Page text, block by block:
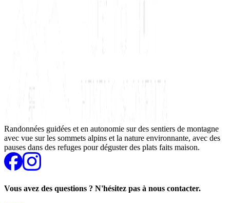
Randonnées guidées et en autonomie sur des sentiers de montagne
avec vue sur les sommets alpins et la nature environnante, avec des
pauses dans des refuges pour déguster des plats faits maison.
Vous avez des questions ? N'hésitez pas à nous contacter.